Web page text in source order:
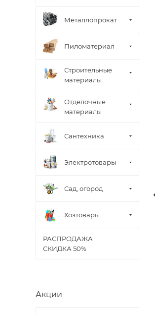
Металлопрокат
Пиломатериал
Строительные
материалы
Отделочные
материалы
Сантехника
Электротовары
Сад, огород
Хозтовары
РАСПРОДАЖА
СКИДКА 50%
Акции